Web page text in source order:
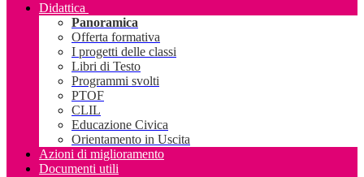
Didattica
Panoramica
Offerta formativa
I progetti delle classi
Libri di Testo
Programmi svolti
PTOF
CLIL
Educazione Civica
Orientamento in Uscita
Azioni di miglioramento
Documenti utili